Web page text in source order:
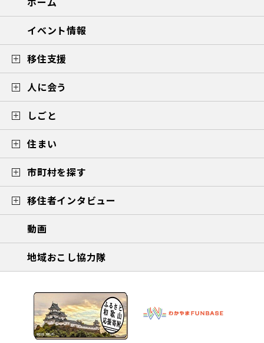
イベント情報
移住支援
人に会う
しごと
住まい
市町村を探す
移住者インタビュー
動画
地域おこし協力隊